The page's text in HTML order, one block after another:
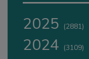
2025 (2881)
2024 (3109)